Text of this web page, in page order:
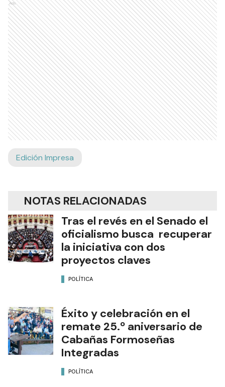
Ads
Edición Impresa
NOTAS RELACIONADAS
Tras el revés en el Senado el
oficialismo busca recuperar
la iniciativa con dos
proyectos claves
POLÍTICA
Éxito y celebración en el
remate 25.º aniversario de
Cabañas Formoseñas
Integradas
POLÍTICA